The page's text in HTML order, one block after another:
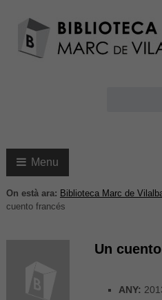
Menu
On està ara: Biblioteca Marc de
cuento francés
Un
ANY: